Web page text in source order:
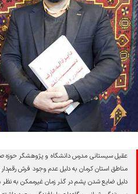
عقیل سیستانی مدرس دانشگاه و پژوهشگر حوزه
مناطق استان کرمان به دلیل عدم وجود فرش
دلیل ضایع شدن پشم در گذر زمان غیرممکن به